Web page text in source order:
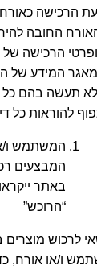
כאורח
החובה
הרכישה של
המידע של
תעשה בהם כל
להוראות כל
המשתמש ו/
המבצעים
באתר
“הרוכש”
לרכוש
ו/או אורח,